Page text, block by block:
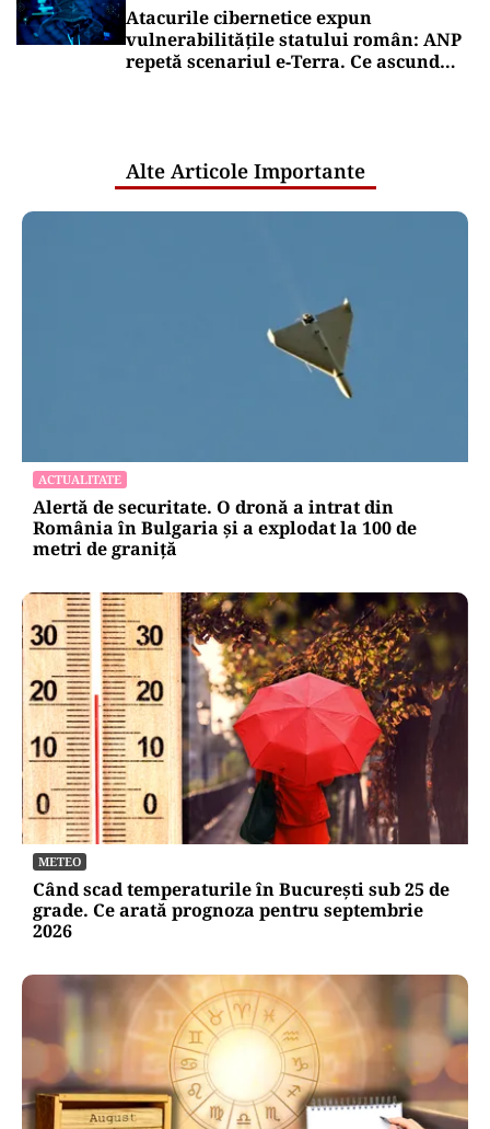
Atacurile cibernetice expun
vulnerabilitățile statului român: ANP
repetă scenariul e‑Terra. Ce ascund
Alte Articole Importante
ACTUALITATE
Alertă de securitate. O dronă a intrat din
România în Bulgaria şi a explodat la 100 de
metri de graniţă
METEO
Când scad temperaturile în București sub 25 de
grade. Ce arată prognoza pentru septembrie
2026